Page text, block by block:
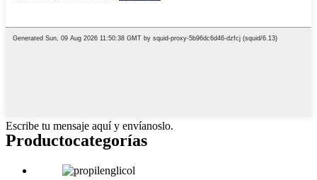
Escribe tu mensaje aquí y envíanoslo.
Productocategorías